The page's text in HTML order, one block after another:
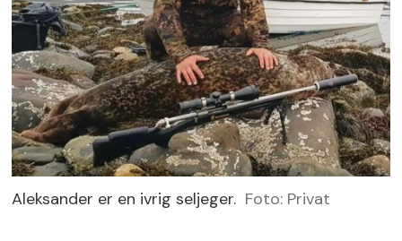
Aleksander er en ivrig seljeger. Foto: Privat